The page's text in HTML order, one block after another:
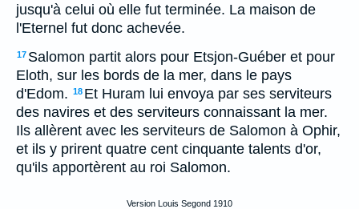
jusqu'à celui où elle fut terminée. La maison de
l'Eternel fut donc achevée.
17 Salomon partit alors pour Etsjon-Guéber et pour
Eloth, sur les bords de la mer, dans le pays
d'Edom. 18 Et Huram lui envoya par ses serviteurs
des navires et des serviteurs connaissant la mer.
Ils allèrent avec les serviteurs de Salomon à Ophir,
et ils y prirent quatre cent cinquante talents d'or,
qu'ils apportèrent au roi Salomon.
Version Louis Segond 1910